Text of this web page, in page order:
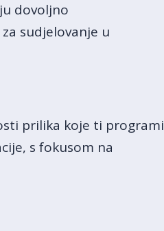
dovoljno
sudjelovanje u
prilika koje ti programi
s fokusom na